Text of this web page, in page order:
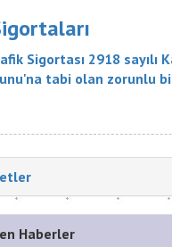
Sigortası 2918 sayılı
tabi olan zorunlu
Haberler